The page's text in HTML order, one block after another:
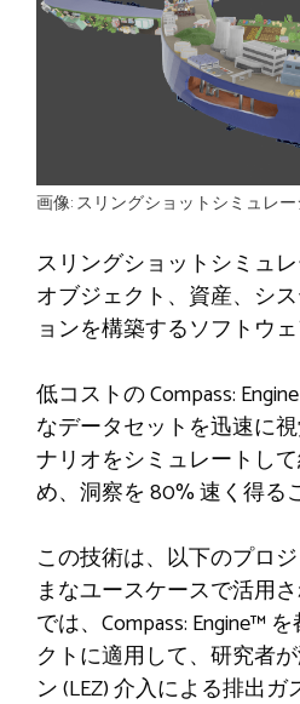
画像: スリングショットシミュレー
スリングショットシミュ
オブジェクト、資産、シ
ョンを構築するソフトウ
低コストの Compass:
なデータセットを迅速に
ナリオをシミュレートし
め、洞察を 80% 速く得る
この技術は、以下のプロ
まなユースケースで活用さ
では、Compass: Engine™
クトに適用して、研究者
ン (LEZ) 介入による排出